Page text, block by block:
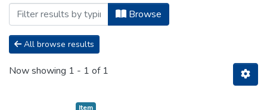
Browse
All browse results
Now showing 1 - 1 of 1
Item